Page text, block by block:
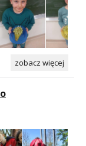
zobacz więcej